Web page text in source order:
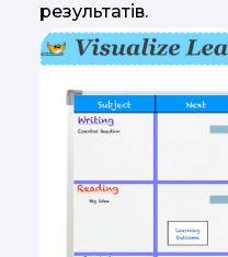
результатів.